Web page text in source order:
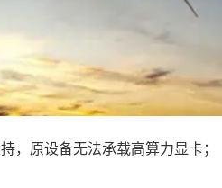
，原设备无法承载高算力显卡；